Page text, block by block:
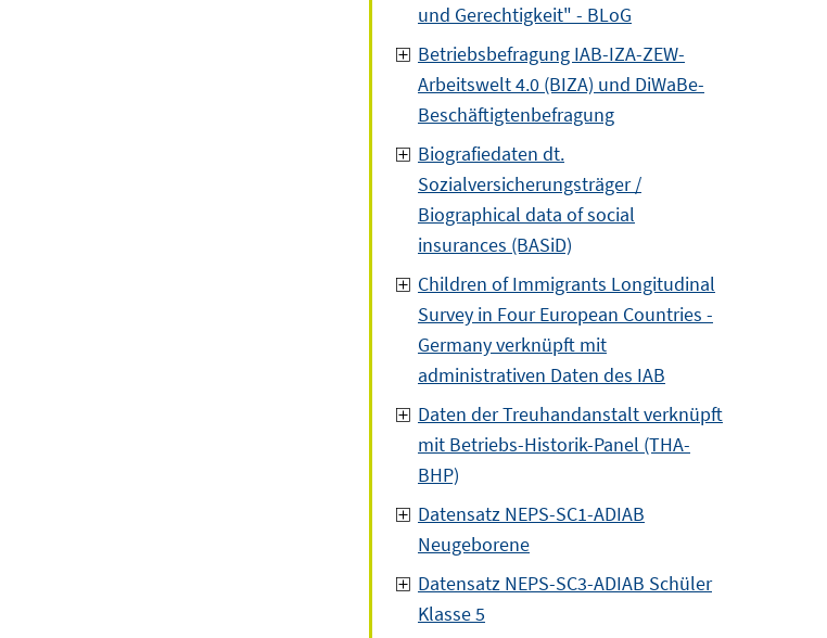
und Gerechtigkeit" - BLoG
Betriebsbefragung IAB-IZA-ZEW-
Arbeitswelt 4.0 (BIZA) und DiWaBe-
Beschäftigtenbefragung
Biografiedaten dt.
Sozialversicherungsträger /
Biographical data of social
insurances (BASiD)
Children of Immigrants Longitudinal
Survey in Four European Countries -
Germany verknüpft mit
administrativen Daten des IAB
Daten der Treuhandanstalt verknüpft
mit Betriebs-Historik-Panel (THA-
BHP)
Datensatz NEPS-SC1-ADIAB
Neugeborene
Datensatz NEPS-SC3-ADIAB Schüler
Klasse 5